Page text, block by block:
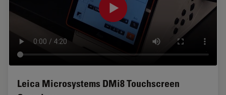
Leica Microsystems DMi8 Touchscreen